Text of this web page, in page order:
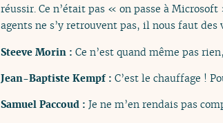
réussir. Ce n’était pas « on passe à
agents ne s’y retrouvent pas, il nous faut
Steeve Morin : Ce n’est quand même pas
Jean-Baptiste Kempf : C’est le chauffage !
Samuel Paccoud : Je ne m’en rendais pas